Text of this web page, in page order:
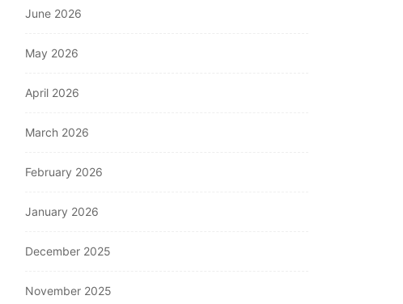
June 2026
May 2026
April 2026
March 2026
February 2026
January 2026
December 2025
November 2025